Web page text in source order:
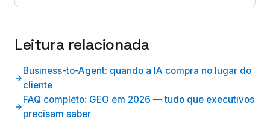
Leitura relacionada
Business-to-Agent: quando a IA compra no lugar do
cliente
FAQ completo: GEO em 2026 — tudo que executivos
precisam saber